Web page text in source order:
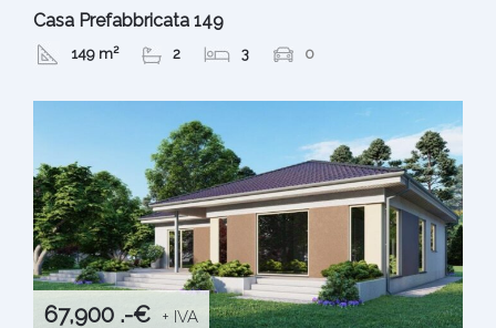
Casa Prefabbricata 149
149 m² 2 3 0
67,900 .-€ + IVA